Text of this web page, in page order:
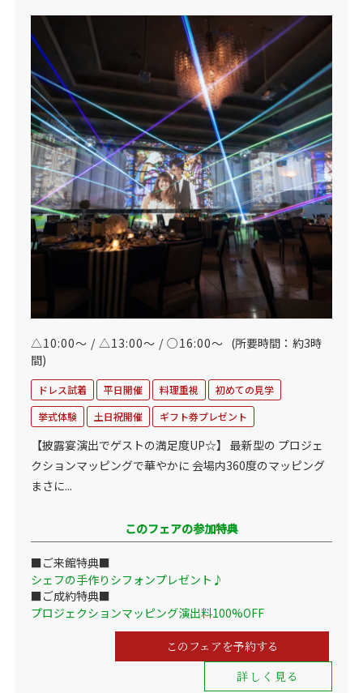
△10:00～ / △13:00～ / ○16:00～ (所要時間：約3時
間)
ドレス試着 平日開催 料理重視
初めての見学
挙式体験
土日祝開催 ギフト券プレゼント
【披露宴演出でゲストの満足度UP☆】 最新型の プロジェ
クションマッピングで華やかに 会場内360度のマッピング
まさに...
このフェアの参加特典
■ご来館特典■
シェフの手作りシフォンプレゼント♪
■ご成約特典■
プロジェクションマッピング演出料100%OFF
このフェアを予約する
詳しく見る